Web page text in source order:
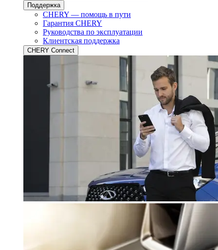
Поддержка
CHERY — помощь в пути
Гарантия CHERY
Руководства по эксплуатации
Клиентская поддержка
CHERY Connect